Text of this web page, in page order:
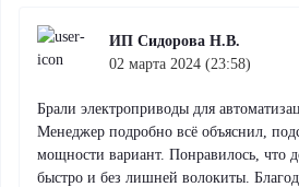
ИП Сидорова Н.В.
02 марта 2024 (23:58)
Брали электроприводы для
Менеджер подробно всё объяснил,
мощности вариант. Понравилось, что
быстро и без лишней волокиты.